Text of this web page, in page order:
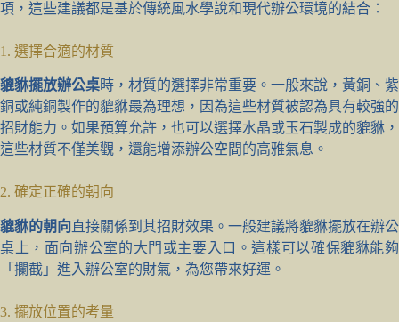
項，這些建議都是基於傳統風水學說和現代辦公環境的結合：
1. 選擇合適的材質
貔貅擺放辦公桌時，材質的選擇非常重要。一般來說，黃銅、紫
銅或純銅製作的貔貅最為理想，因為這些材質被認為具有較強的
招財能力。如果預算允許，也可以選擇水晶或玉石製成的貔貅，
這些材質不僅美觀，還能增添辦公空間的高雅氣息。
2. 確定正確的朝向
貔貅的朝向直接關係到其招財效果。一般建議將貔貅擺放在辦公
桌上，面向辦公室的大門或主要入口。這樣可以確保貔貅能夠
「攔截」進入辦公室的財氣，為您帶來好運。
3. 擺放位置的考量